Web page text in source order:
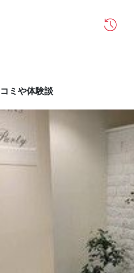
ミや体験談